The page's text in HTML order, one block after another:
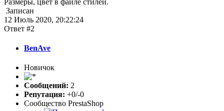
Записан
12 Июль 2020, 20:22:24
Ответ #2
BenAve
Новичок
Сообщений: 2
Репутация: +0/-0
Сообщество PrestaShop